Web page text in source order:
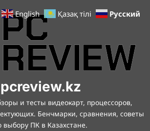
pcreview.kz
и тесты видеокарт, процессоров,
Бенчмарки, сравнения, советы
выбору ПК в Казахстане.
English Қазақ тілі Русский